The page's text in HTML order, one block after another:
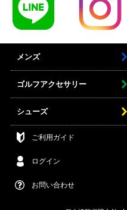
メンズ
ゴルフアクセサリー
シューズ
ご利用ガイド
ログイン
お問い合わせ